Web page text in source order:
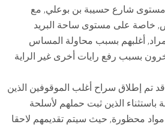
شارع حسيبة بن بوعلي, مع
خاصة على مستوى ساحة البريد
أغلبهم بسبب محاولة المساس
بسبب رفع رايات أخرى غير الراية
تم إطلاق سراح أغلب الموقوفين الذين
باستثناء الذين ثبت حملهم لأسلحة
محظورة, حيث سيتم تقديمهم لاحقا